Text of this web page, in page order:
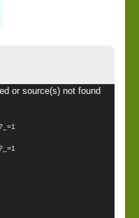
or source(s) not found